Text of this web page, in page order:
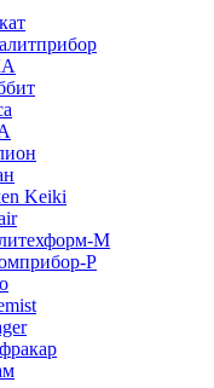
Keiki
М
Р